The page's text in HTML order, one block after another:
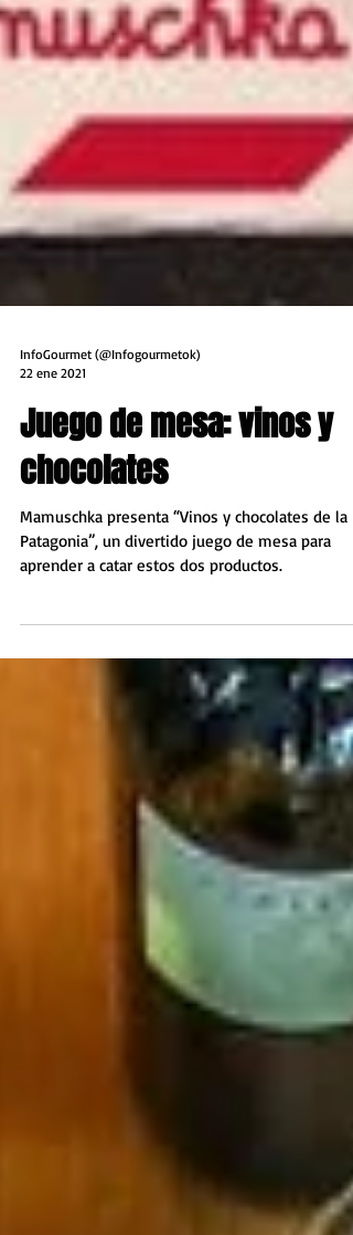
InfoGourmet (@Infogourmetok)
22 ene 2021
Juego de mesa: vinos y
chocolates
Mamuschka presenta “Vinos y chocolates de la